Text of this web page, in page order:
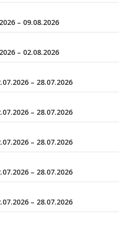
– 09.08.2026
– 02.08.2026
– 28.07.2026
– 28.07.2026
– 28.07.2026
– 28.07.2026
– 28.07.2026